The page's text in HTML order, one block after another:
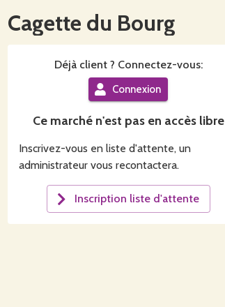
Cagette du Bourg
Déjà client? Connectez-vous:
Connexion
Ce marchén'est pas en accès libre
Inscrivez-vous en liste d'attente, un
administrateur vous recontactera.
Inscription liste d'attente